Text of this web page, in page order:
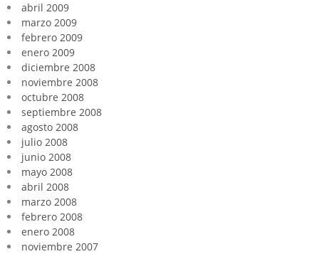
abril 2009
marzo 2009
febrero 2009
enero 2009
diciembre 2008
noviembre 2008
octubre 2008
septiembre 2008
agosto 2008
julio 2008
junio 2008
mayo 2008
abril 2008
marzo 2008
febrero 2008
enero 2008
noviembre 2007